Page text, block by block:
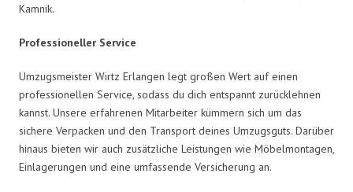
Kamnik.
Professioneller Service
Umzugsmeister Wirtz Erlangen legt großen Wert auf einen
professionellen Service, sodass du dich entspannt zurücklehnen
kannst. Unsere erfahrenen Mitarbeiter kümmern sich um das
sichere Verpacken und den Transport deines Umzugsguts. Darüber
hinaus bieten wir auch zusätzliche Leistungen wie Möbelmontagen,
Einlagerungen und eine umfassende Versicherung an.